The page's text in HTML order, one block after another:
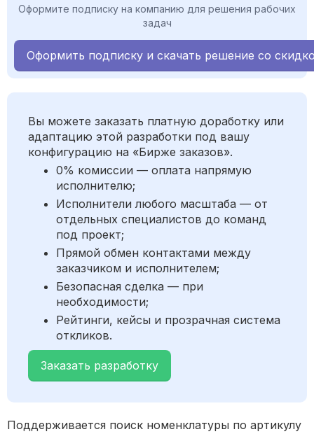
Оформите подписку на компанию для решения рабочих
задач
Оформить подписку и скачать решение со
Вы можете заказать платную доработку или
адаптацию этой разработки под вашу
конфигурацию на «Бирже заказов».
0% комиссии — оплата напрямую
исполнителю;
Исполнители любого масштаба — от
отдельных специалистов до команд
под проект;
Прямой обмен контактами между
заказчиком и исполнителем;
Безопасная сделка — при
необходимости;
Рейтинги, кейсы и прозрачная система
откликов.
Заказать разработку
Поддерживается поиск номенклатуры по артикулу